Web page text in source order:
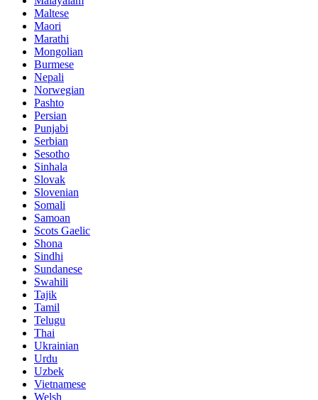
Maltese
Maori
Marathi
Mongolian
Burmese
Nepali
Norwegian
Pashto
Persian
Punjabi
Serbian
Sesotho
Sinhala
Slovak
Slovenian
Somali
Samoan
Scots Gaelic
Shona
Sindhi
Sundanese
Swahili
Tajik
Tamil
Telugu
Thai
Ukrainian
Urdu
Uzbek
Vietnamese
Welsh